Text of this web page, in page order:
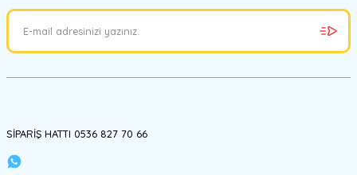
SİPARİŞ HATTI 0536 827 70 66